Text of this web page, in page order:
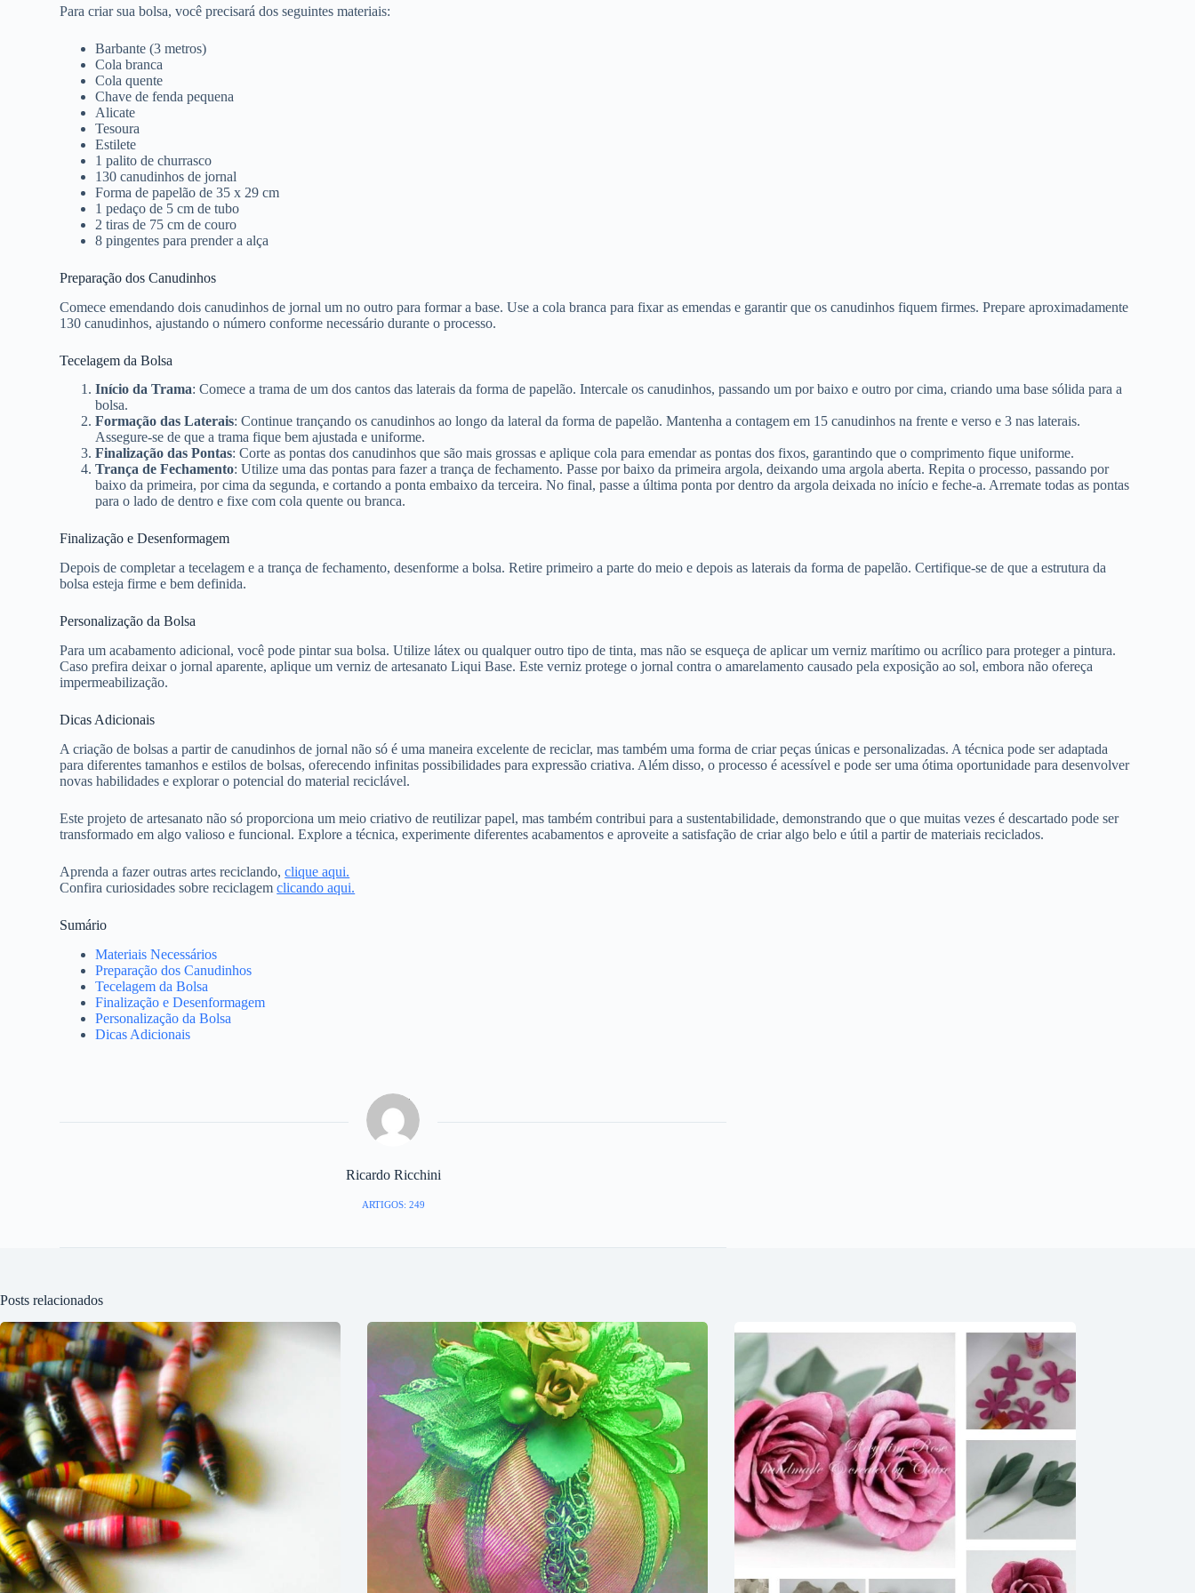
Para criar sua bolsa, você precisará dos seguintes materiais:
Barbante (3 metros)
Cola branca
Cola quente
Chave de fenda pequena
Alicate
Tesoura
Estilete
1 palito de churrasco
130 canudinhos de jornal
Forma de papelão de 35 x 29 cm
1 pedaço de 5 cm de tubo
2 tiras de 75 cm de couro
8 pingentes para prender a alça
Preparação dos Canudinhos
Comece emendando dois canudinhos de jornal um no outro para formar a base. Use a cola branca para fixar as emendas e garantir que os canudinhos fiquem firmes. Prepare aproximadamente
130 canudinhos, ajustando o número conforme necessário durante o processo.
Tecelagem da Bolsa
Início da Trama: Comece a trama de um dos cantos das laterais da forma de papelão. Intercale os canudinhos, passando um por baixo e outro por cima, criando uma base sólida para a
bolsa.
Formação das Laterais: Continue trançando os canudinhos ao longo da lateral da forma de papelão. Mantenha a contagem em 15 canudinhos na frente e verso e 3 nas laterais.
Assegure-se de que a trama fique bem ajustada e uniforme.
Finalização das Pontas: Corte as pontas dos canudinhos que são mais grossas e aplique cola para emendar as pontas dos fixos, garantindo que o comprimento fique uniforme.
Trança de Fechamento: Utilize uma das pontas para fazer a trança de fechamento. Passe por baixo da primeira argola, deixando uma argola aberta. Repita o processo, passando por
baixo da primeira, por cima da segunda, e cortando a ponta embaixo da terceira. No final, passe a última ponta por dentro da argola deixada no início e feche-a. Arremate todas as pontas
para o lado de dentro e fixe com cola quente ou branca.
Finalização e Desenformagem
Depois de completar a tecelagem e a trança de fechamento, desenforme a bolsa. Retire primeiro a parte do meio e depois as laterais da forma de papelão. Certifique-se de que a estrutura da
bolsa esteja firme e bem definida.
Personalização da Bolsa
Para um acabamento adicional, você pode pintar sua bolsa. Utilize látex ou qualquer outro tipo de tinta, mas não se esqueça de aplicar um verniz marítimo ou acrílico para proteger a pintura.
Caso prefira deixar o jornal aparente, aplique um verniz de artesanato Liqui Base. Este verniz protege o jornal contra o amarelamento causado pela exposição ao sol, embora não ofereça
impermeabilização.
Dicas Adicionais
A criação de bolsas a partir de canudinhos de jornal não só é uma maneira excelente de reciclar, mas também uma forma de criar peças únicas e personalizadas. A técnica pode ser adaptada
para diferentes tamanhos e estilos de bolsas, oferecendo infinitas possibilidades para expressão criativa. Além disso, o processo é acessível e pode ser uma ótima oportunidade para desenvolver
novas habilidades e explorar o potencial do material reciclável.
Este projeto de artesanato não só proporciona um meio criativo de reutilizar papel, mas também contribui para a sustentabilidade, demonstrando que o que muitas vezes é descartado pode ser
transformado em algo valioso e funcional. Explore a técnica, experimente diferentes acabamentos e aproveite a satisfação de criar algo belo e útil a partir de materiais reciclados.
Aprenda a fazer outras artes reciclando,clique aqui.
Confira curiosidades sobre reciclagemclicando aqui.
Sumário
Materiais Necessários
Preparação dos Canudinhos
Tecelagem da Bolsa
Finalização e Desenformagem
Personalização da Bolsa
Dicas Adicionais
Ricardo Ricchini
ARTIGOS: 249
Posts relacionados